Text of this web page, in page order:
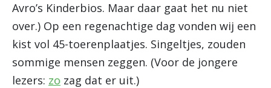
Avro’s Kinderbios. Maar daar gaat het nu niet
over.) Op een regenachtige dag vonden wij een
kist vol 45-toerenplaatjes. Singeltjes, zouden
sommige mensen zeggen. (Voor de jongere
lezers: zo zag dat er uit.)